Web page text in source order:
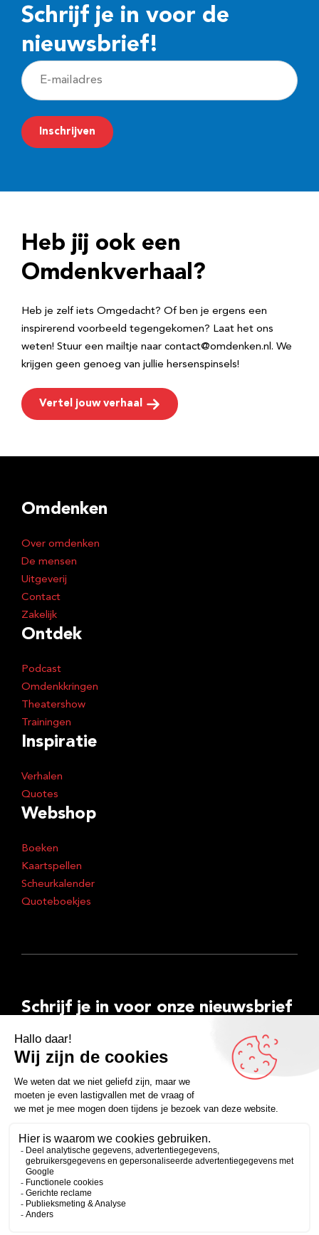
Schrijf je in voor de
nieuwsbrief!
E
-
m
a
r
e
Inschrijven
Heb jij ook een
Omdenkverhaal?
Heb je zelf iets Omgedacht? Of ben je ergens een
inspirerend voorbeeld tegengekomen? Laat het ons
weten! Stuur een mailtje naar contact@omdenken.nl. We
krijgen geen genoeg van jullie hersenspinsels!
Vertel jouw verhaal
Omdenken
Over omdenken
De mensen
Uitgeverij
Contact
Zakelijk
Ontdek
Podcast
Omdenkkringen
Theatershow
Trainingen
Inspiratie
Verhalen
Quotes
Webshop
Boeken
Kaartspellen
Scheurkalender
Quoteboekjes
Schrijf je in voor onze nieuwsbrief
E-
mailadres
Inschrijven
FacebookInstagramLinkedInYouTubeSpotify
Copyright 2026